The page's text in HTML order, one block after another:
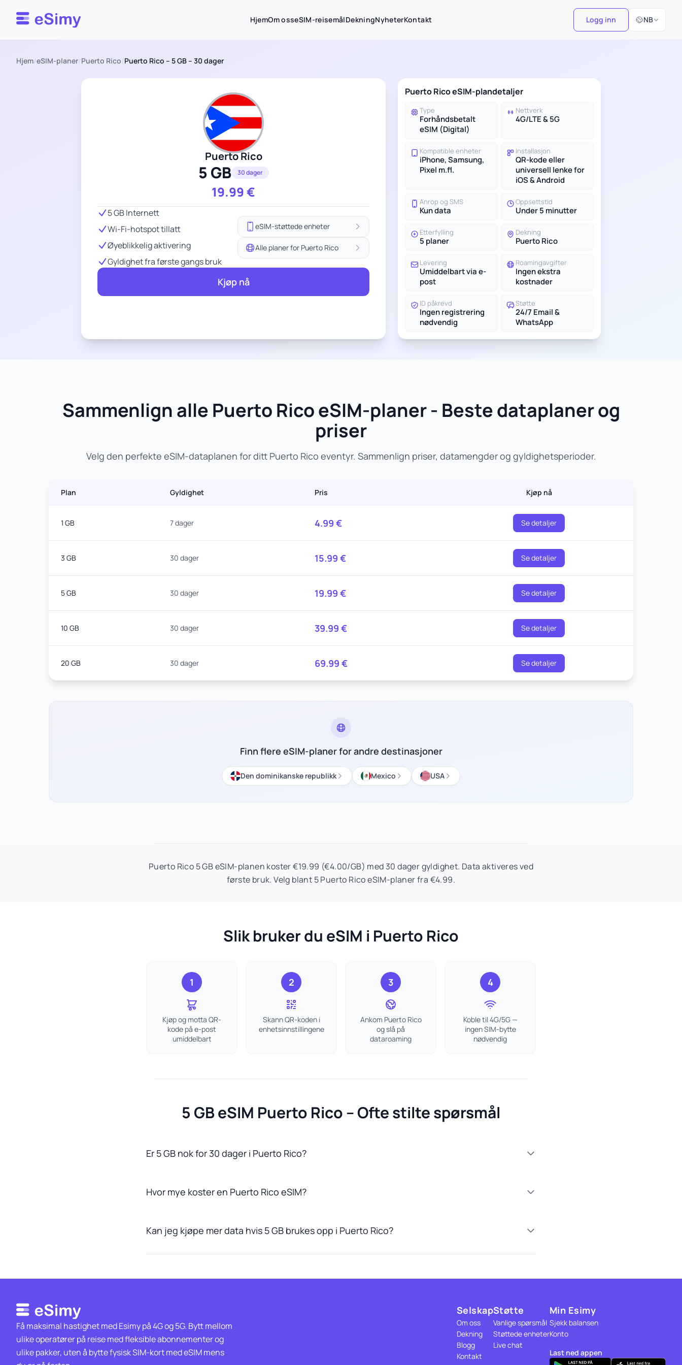
Esimy HjemOm osseSIM-reisemålDekningNyheterKontakt Logg inn NB
Velg språk
Hjem/eSIM-planer/Puerto Rico/Puerto Rico – 5 GB – 30 dager
Puerto Rico
5 GB 30 dager
19.99€
5 GB Internett
Wi-Fi-hotspot tillatt
Øyeblikkelig aktivering
Gyldighet fra første gangs bruk
eSIM-støttede enheter
Alle planer for Puerto Rico
Kjøp nå
Puerto Rico eSIM-plandetaljer
Type
Forhåndsbetalt
eSIM (Digital)
Nettverk
4G/LTE & 5G
Kompatible enheter
iPhone, Samsung,
Pixel m.fl.
Installasjon
QR-kode eller
universell lenke for
iOS & Android
Anrop og SMS
Kun data
Oppsettstid
Under 5 minutter
Etterfylling
5 planer
Dekning
Puerto Rico
Levering
Umiddelbart via e-
post
Roamingavgifter
Ingen ekstra
kostnader
ID påkrevd
Ingen registrering
nødvendig
Støtte
24/7 Email &
WhatsApp
Sammenlign alle Puerto Rico eSIM-planer - Beste dataplaner og
priser
Velg den perfekte eSIM-dataplanen for ditt Puerto Rico eventyr. Sammenlign priser, datamengder og gyldighetsperioder.
Plan Gyldighet Pris Kjøp nå
1 GB 7 dager 4.99 € Se detaljer
3 GB 30 dager 15.99 € Se detaljer
5 GB 30 dager 19.99 € Se detaljer
10 GB 30 dager 39.99 € Se detaljer
20 GB 30 dager 69.99 € Se detaljer
Finn flere eSIM-planer for andre destinasjoner
Den dominikanske republikk Mexico USA
Puerto Rico 5 GB eSIM-planen koster €19.99 (€4.00/GB) med 30 dager gyldighet. Data aktiveres ved
første bruk. Velg blant 5 Puerto Rico eSIM-planer fra €4.99.
Slik bruker du eSIM i Puerto Rico
1
Kjøp og motta QR-
kode på e-post
umiddelbart
2
Skann QR-koden i
enhetsinnstillingene
3
Ankom Puerto Rico
og slå på
dataroaming
4
Koble til 4G/5G —
ingen SIM-bytte
nødvendig
5 GB eSIM Puerto Rico – Ofte stilte spørsmål
Er 5 GB nok for 30 dager i Puerto Rico?
Hvor mye koster en Puerto Rico eSIM?
Kan jeg kjøpe mer data hvis 5 GB brukes opp i Puerto Rico?
Få maksimal hastighet med Esimy på 4G og 5G. Bytt mellom
ulike operatører på reise med fleksible abonnementer og
ulike pakker, uten å bytte fysisk SIM-kort med eSIM mens
Selskap
Om oss
Dekning
Blogg
Kontakt
Støtte
Vanlige spørsmål
Støttede enheter
Live chat
Min Esimy
Sjekk balansen
Konto
Last ned appen